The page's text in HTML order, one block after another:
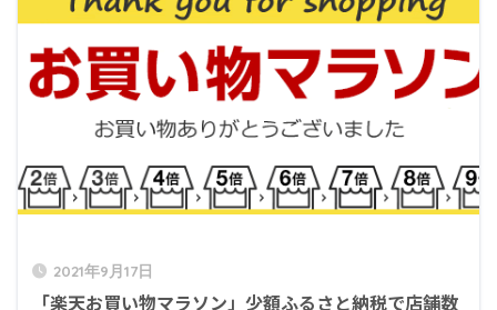
2021年9月17日
「楽天お買い物マラソン」少額ふるさと納税で店舗数